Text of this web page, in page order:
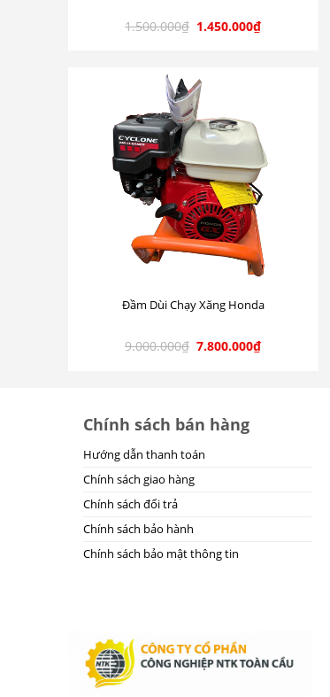
1.500.000₫ 1.450.000₫
Đầm Dùi Chạy Xăng Honda
9.000.000₫ 7.800.000₫
Chính sách bán hàng
Hướng dẫn thanh toán
Chính sách giao hàng
Chính sách đổi trả
Chính sách bảo hành
Chính sách bảo mật thông tin